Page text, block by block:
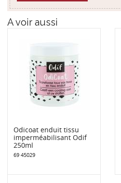
A voir aussi
Odicoat enduit tissu
imperméabilisant Odif
250ml
69 45029